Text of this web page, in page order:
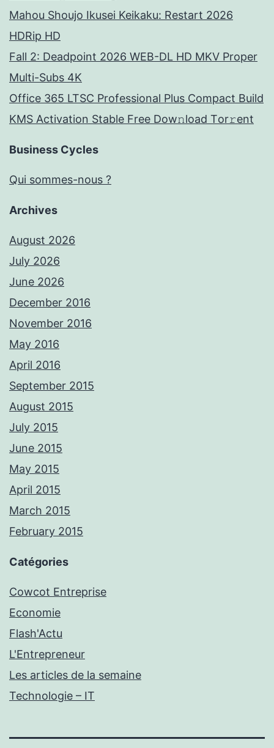
Mahou Shoujo Ikusei Keikaku: Restart 2026
HDRip HD
Fall 2: Deadpoint 2026 WEB-DL HD MKV Proper
Multi-Subs 4K
Office 365 LTSC Professional Plus Compact Build
KMS Activation Stable Frее Dow𝚗load Tоr𝚛ent
Business Cycles
Qui sommes-nous ?
Archives
August 2026
July 2026
June 2026
December 2016
November 2016
May 2016
April 2016
September 2015
August 2015
July 2015
June 2015
May 2015
April 2015
March 2015
February 2015
Catégories
Cowcot Entreprise
Economie
Flash'Actu
L'Entrepreneur
Les articles de la semaine
Technologie – IT